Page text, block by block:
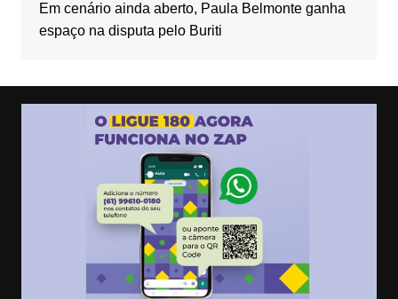
Em cenário ainda aberto, Paula Belmonte ganha
espaço na disputa pelo Buriti